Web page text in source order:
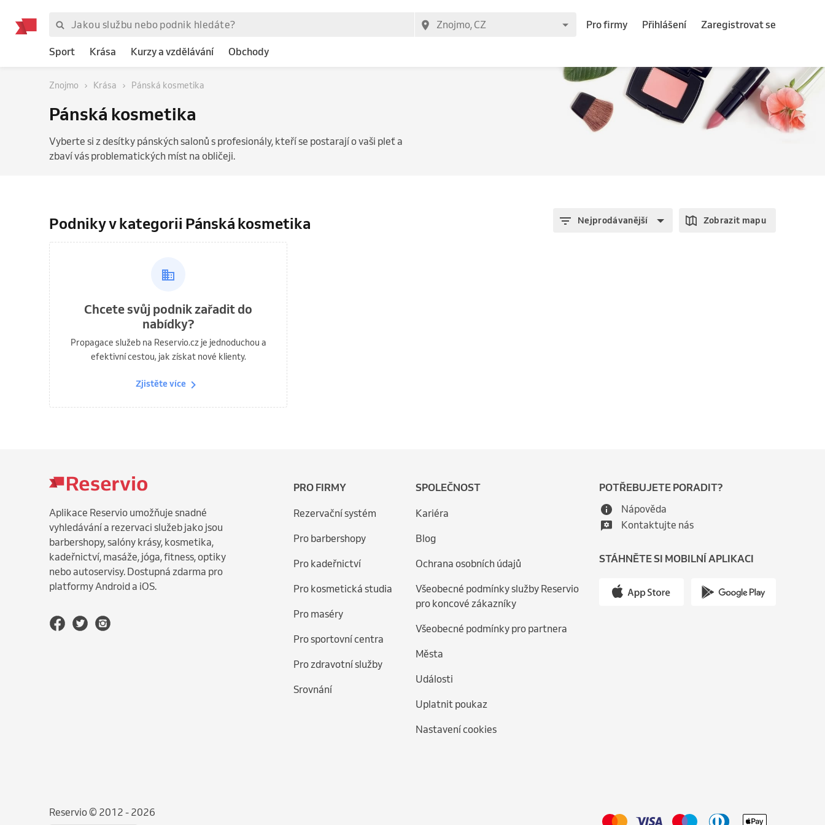
Pro firmy Přihlášení Zaregistrovat se
Sport Krása Kurzy a vzdělávání Obchody
Znojmo Krása Pánská kosmetika
Pánská kosmetika
Vyberte si z desítky pánských salonů s profesionály, kteří se postarají o vaši pleť a
zbaví vás problematických míst na obličeji.
Podniky v kategorii Pánská kosmetika Nejprodávanější Zobrazit mapu
Chcete svůj podnik zařadit do
nabídky?
Propagace služeb na Reservio.cz je jednoduchou a
efektivní cestou, jak získat nové klienty.
Zjistěte více
Aplikace Reservio umožňuje snadné
vyhledávání a rezervaci služeb jako jsou
barbershopy, salóny krásy, kosmetika,
kadeřnictví, masáže, jóga, fitness, optiky
nebo autoservisy. Dostupná zdarma pro
platformy Android a iOS.
PRO FIRMY
Rezervační systém
Pro barbershopy
Pro kadeřnictví
Pro kosmetická studia
Pro maséry
Pro sportovní centra
Pro zdravotní služby
Srovnání
SPOLEČNOST
Kariéra
Blog
Ochrana osobních údajů
Všeobecné podmínky služby Reservio
pro koncové zákazníky
Všeobecné podmínky pro partnera
Města
Události
Uplatnit poukaz
Nastavení cookies
POTŘEBUJETE PORADIT?
Nápověda
Kontaktujte nás
STÁHNĚTE SI MOBILNÍ APLIKACI
Reservio © 2012 - 2026